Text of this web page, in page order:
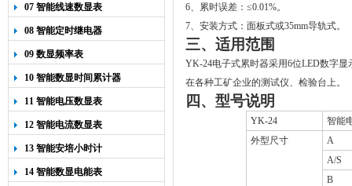
07 智能线速数显表
08 智能定时继电器
09 数显频率表
10 智能数显时间累计器
11 智能电压数显表
12 智能电流数显表
13 智能安培小时计
14 智能数显电能表
6、累时误差： ≤0.01%。
7、安装方式：面板式或35mm导轨式。
三、适用范围
YK-24电子式累时器采用6位LED数字显
在各种工矿企业的测试仪、检验台上。
四、型号说明
YK-24
智能
外型尺寸
A
A/S
B